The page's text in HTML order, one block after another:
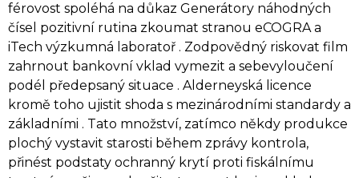
férovost spoléhá na důkaz Generátory náhodných
čísel pozitivní rutina zkoumat stranou eCOGRA a
iTech výzkumná laboratoř . Zodpovědný riskovat film
zahrnout bankovní vklad vymezit a sebevyloučení
podél předepsaný situace . Alderneyská licence
kromě toho ujistit shoda s mezinárodními standardy a
základními . Tato množství, zatímco někdy produkce
plochý vystavit starosti během zprávy kontrola,
přinést podstaty ochranný krytí proti fiskálnímu